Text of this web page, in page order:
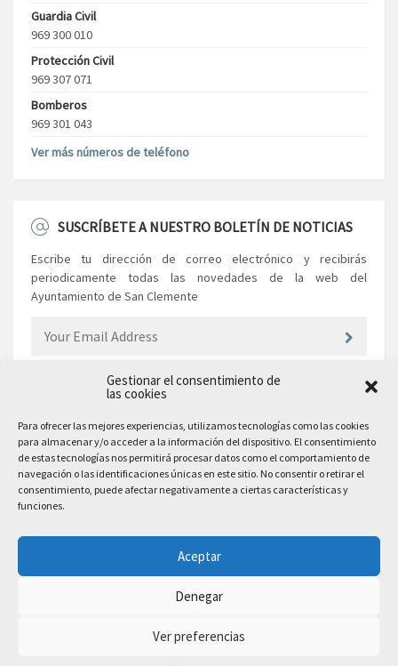
Gestionar el consentimiento de
las cookies
Para ofrecer las mejores experiencias, utilizamos tecnologías como las cookies
para almacenar y/o acceder a la información del dispositivo. El consentimiento
de estas tecnologías nos permitirá procesar datos como el comportamiento de
navegación o las identificaciones únicas en este sitio. No consentir o retirar el
consentimiento, puede afectar negativamente a ciertas características y
funciones.
Aceptar
Denegar
Ver preferencias
Guardia Civil
969 300 010
Protección Civil
969 307 071
Bomberos
969 301 043
Ver más números de teléfono
SUSCRÍBETE A NUESTRO BOLETÍN DE NOTICIAS
Escribe tu dirección de correo electrónico y recibirás
periodicamente todas las novedades de la web del
Ayuntamiento de San Clemente
EL AYUNTAMIENTO
Plaza Mayor, 10
San Clemente, 16600, Cuenca
Teléfono: 969 300 003
Email Comunicación y Publicidad:
comunicacion@sanclemente.es
2023 © Ayuntamiento de San Clemente. Todos los derechos reservados